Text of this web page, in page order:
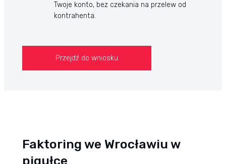
Twoje konto, bez czekania na przelew od
kontrahenta.
Przejdź do wniosku
Faktoring we Wrocławiu w
pigułce